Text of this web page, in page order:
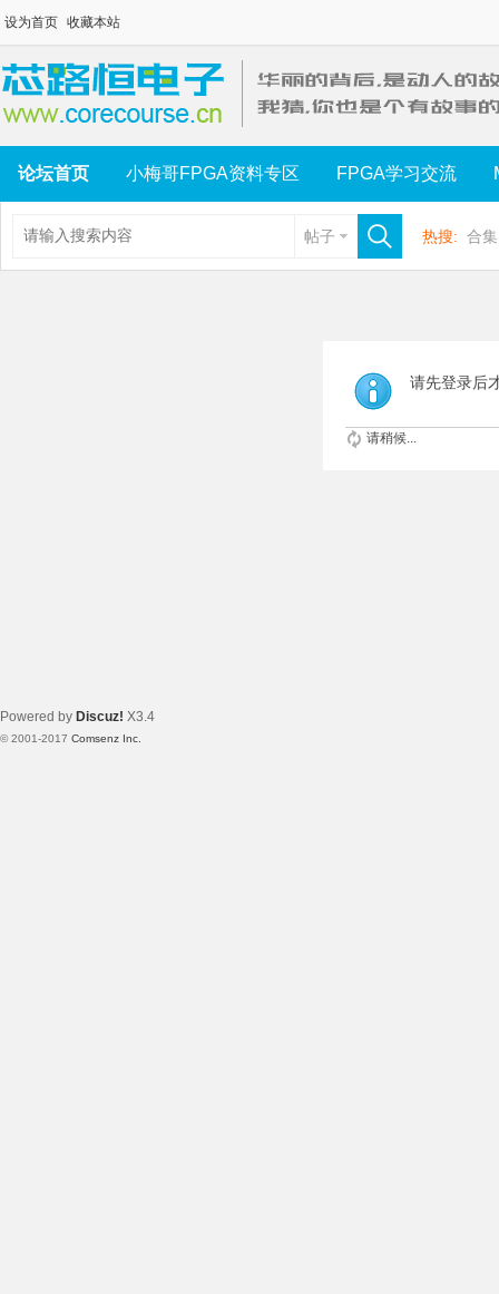
设为首页 收藏本站
论坛首页 小梅哥FPGA资料专区 FPGA学习交流
帖子 热搜: 合集
请先登录后
请稍候...
Powered by Discuz! X3.4
© 2001-2017 Comsenz Inc.